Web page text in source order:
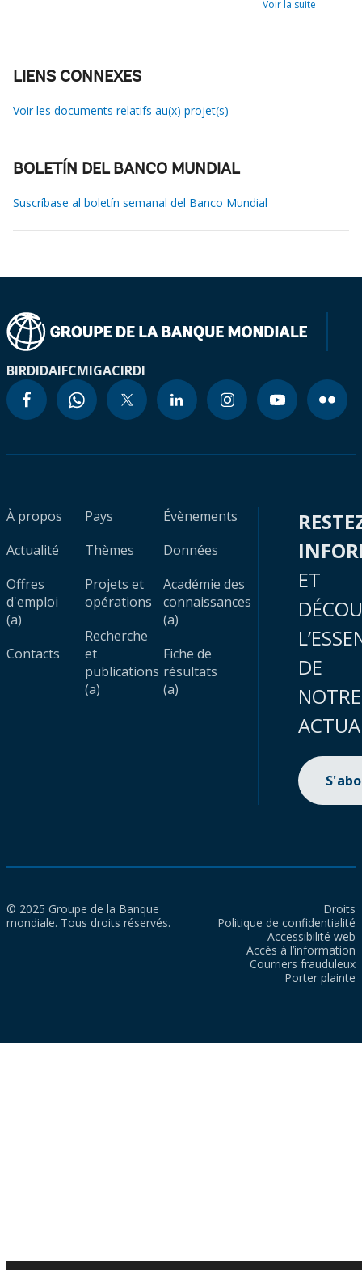
Voir la suite
LIENS CONNEXES
Voir les documents relatifs au(x) projet(s)
BOLETÍN DEL BANCO MUNDIAL
Suscríbase al boletín semanal del Banco Mundial
BIRDIDAIFCMIGACIRDI
À propos
Actualité
Offres
d'emploi
(a)
Contacts
Pays
Thèmes
Projets et
opérations
Recherche
et
publications
(a)
Évènements
Données
Académie des
connaissances
(a)
Fiche de
résultats
(a)
ET
DE
NOTRE
© 2025 Groupe de la Banque
mondiale. Tous droits réservés.
Droits
Politique de confidentialité
Accessibilité web
Accès à l’information
Courriers frauduleux
Porter plainte